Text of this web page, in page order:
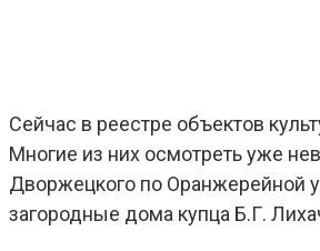
Сейчас в реестре объектов
Многие из них осмотреть уже
Дворжецкого по Оранжерейной
загородные дома купца Б.Г.